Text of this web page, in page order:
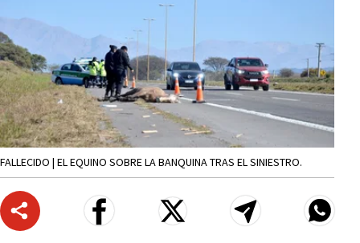
FALLECIDO | EL EQUINO SOBRE LA BANQUINA TRAS EL SINIESTRO.